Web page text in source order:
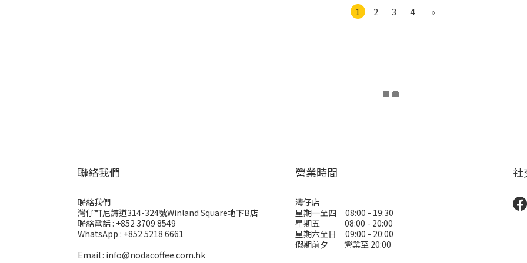
1 2 3 4 »
聯絡我們
聯絡我們
灣仔軒尼詩道314-324號Winland Square地下B店
聯絡電話 : +852 3709 8549
WhatsApp : +852 5218 6661
Email : info@nodacoffee.com.hk
營業時間
灣仔店
星期一至四 08:00 - 19:30
星期五 08:00 - 20:00
星期六至日 09:00 - 20:00
假期前夕 營業至 20:00
社